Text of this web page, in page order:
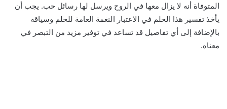
المتوفاة أنه لا يزال معها في الروح ويرسل لها رسائل حب. يجب أن
يأخذ تفسير هذا الحلم في الاعتبار النغمة العامة للحلم وسياقه
بالإضافة إلى أي تفاصيل قد تساعد في توفير مزيد من التبصر في
معناه.